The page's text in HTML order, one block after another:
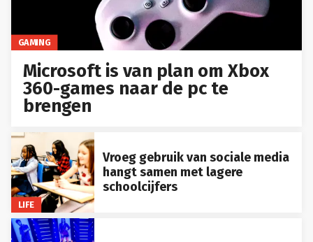
GAMING
Microsoft is van plan om Xbox
360-games naar de pc te
brengen
LIFE
Vroeg gebruik van sociale media
hangt samen met lagere
schoolcijfers